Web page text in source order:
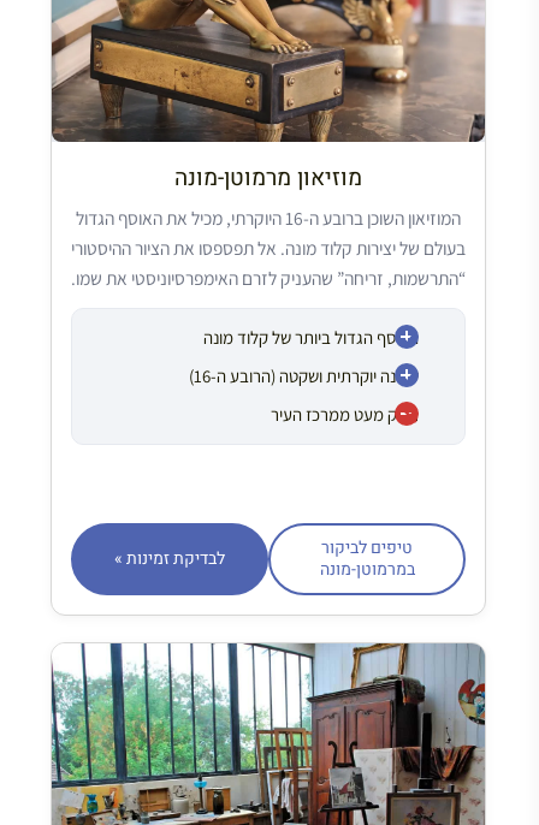
מוזיאון מרמוטן-מונה
האוסף הגדול ביותר של קלוד מונה
שכונה יוקרתית ושקטה (הרובע ה-16)
רחוק מעט ממרכז העיר
המוזיאון השוכן ברובע ה-16 היוקרתי, מכיל את האוסף הגדול
בעולם של יצירות קלוד מונה. אל תפספסו את הציור ההיסטורי
“התרשמות, זריחה” שהעניק לזרם האימפרסיוניסטי את שמו.
טיפים לביקור
במרמוטן-מונה
לבדיקת זמינות »